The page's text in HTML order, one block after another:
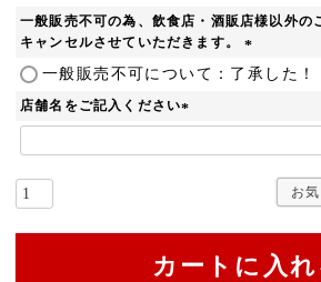
一般販売不可の為、飲食店・酒販店様以外の
キャンセルさせていただきます。
(
一般販売不可について：了承した！
店舗名をご記入ください
必
お
カートに入れ